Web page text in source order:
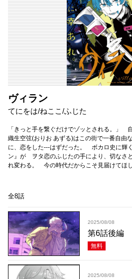
ヴィラン
てにをは/ねここ/ふじた
「きっと手を繋ぐだけでゾッとされる。」
織生空弦(おりお あずる)はこの街で一番自由
に、恋をした---はずだった。 ボカロ史に輝
ン』が ヲタ恋のふじたの手により、切なさ
れ変わる。 今の時代だからこそ見届けてほ
全8話
2025/08/08
第6話後編
無料
2025/08/08